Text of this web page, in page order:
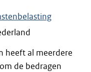
heeft al meerdere
de bedragen